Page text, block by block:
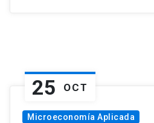
25 OCT
Microeconomía Aplicada